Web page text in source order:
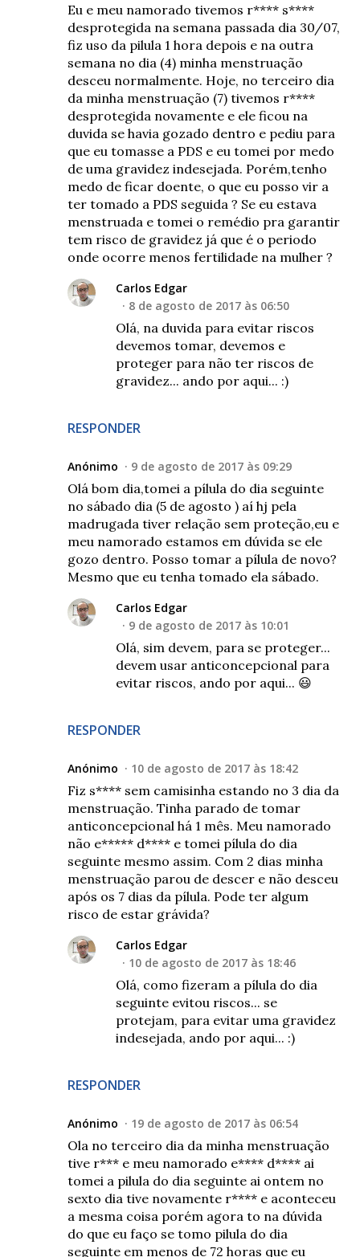
Eu e meu namorado tivemos r**** s****
desprotegida na semana passada dia 30/07,
fiz uso da pilula 1 hora depois e na outra
semana no dia (4) minha menstruação
desceu normalmente. Hoje, no terceiro dia
da minha menstruação (7) tivemos r****
desprotegida novamente e ele ficou na
duvida se havia gozado dentro e pediu para
que eu tomasse a PDS e eu tomei por medo
de uma gravidez indesejada. Porém,tenho
medo de ficar doente, o que eu posso vir a
ter tomado a PDS seguida ? Se eu estava
menstruada e tomei o remédio pra garantir
tem risco de gravidez já que é o periodo
onde ocorre menos fertilidade na mulher ?
RESPONDER
Carlos Edgar
8 de agosto de 2017 às 06:50
Olá, na duvida para evitar riscos
devemos tomar, devemos e
proteger para não ter riscos de
gravidez... ando por aqui... :)
Anónimo 9 de agosto de 2017 às 09:29
Olá bom dia,tomei a pílula do dia seguinte
no sábado dia (5 de agosto ) aí hj pela
madrugada tiver relação sem proteção,eu e
meu namorado estamos em dúvida se ele
gozo dentro. Posso tomar a pílula de novo?
Mesmo que eu tenha tomado ela sábado.
RESPONDER
Carlos Edgar
9 de agosto de 2017 às 10:01
Olá, sim devem, para se proteger...
devem usar anticoncepcional para
evitar riscos, ando por aqui... 😃
Anónimo 10 de agosto de 2017 às 18:42
Fiz s**** sem camisinha estando no 3 dia da
menstruação. Tinha parado de tomar
anticoncepcional há 1 mês. Meu namorado
não e***** d**** e tomei pílula do dia
seguinte mesmo assim. Com 2 dias minha
menstruação parou de descer e não desceu
após os 7 dias da pílula. Pode ter algum
risco de estar grávida?
RESPONDER
Carlos Edgar
10 de agosto de 2017 às 18:46
Olá, como fizeram a pílula do dia
seguinte evitou riscos... se
protejam, para evitar uma gravidez
indesejada, ando por aqui... :)
Anónimo 19 de agosto de 2017 às 06:54
Ola no terceiro dia da minha menstruação
tive r*** e meu namorado e**** d**** ai
tomei a pilula do dia seguinte ai ontem no
sexto dia tive novamente r**** e aconteceu
a mesma coisa porém agora to na dúvida
do que eu faço se tomo pilula do dia
seguinte em menos de 72 horas que eu